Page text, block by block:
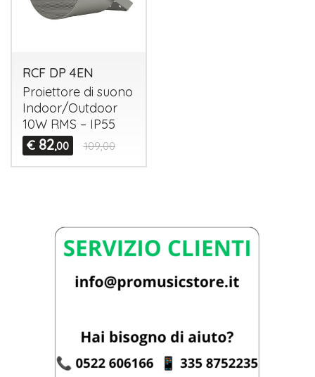
RCF DP 4EN
Proiettore di suono
Indoor/Outdoor
10W RMS – IP55
€ 82,00 109,00